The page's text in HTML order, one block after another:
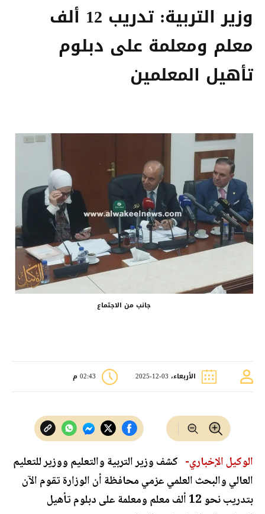
وزير التربية: تدريب 12 ألف
معلم ومعلمة على دبلوم
تأهيل المعلمين
جانب من الاجتماع
الأربعاء، 03-12-2025 02:43 م
الوكيل الإخباري- كشف وزير التربية والتعليم ووزير للتعليم
العالي والبحث العلمي عزمي محافظة أن الوزارة تقوم الآن
بتدريب نحو 12 ألف معلم ومعلمة على دبلوم تأهيل